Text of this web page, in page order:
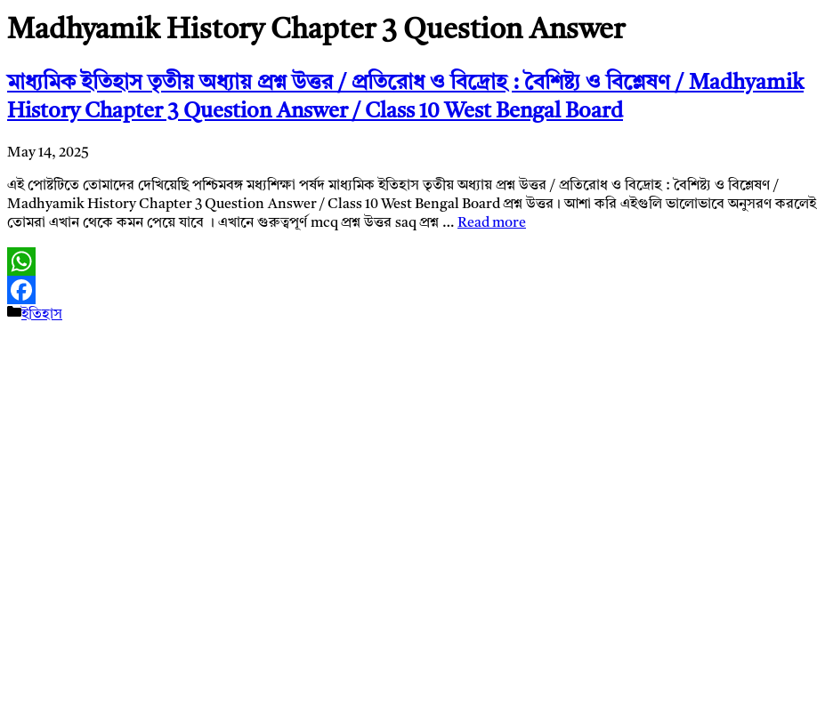
Madhyamik History Chapter 3 Question Answer
মাধ্যমিক ইতিহাস তৃতীয় অধ্যায় প্রশ্ন উত্তর / প্রতিরোধ ও বিদ্রোহ : বৈশিষ্ট্য ও বিশ্লেষণ / Madhyamik
History Chapter 3 Question Answer / Class 10 West Bengal Board
May 14, 2025
এই পোষ্টটিতে তোমাদের দেখিয়েছি পশ্চিমবঙ্গ মধ্যশিক্ষা পর্ষদ মাধ্যমিক ইতিহাস তৃতীয় অধ্যায় প্রশ্ন উত্তর / প্রতিরোধ ও বিদ্রোহ : বৈশিষ্ট্য ও বিশ্লেষণ /
Madhyamik History Chapter 3 Question Answer / Class 10 West Bengal Board প্রশ্ন উত্তর। আশা করি এইগুলি ভালোভাবে অনুসরণ করলেই
তোমরা এখান থেকে কমন পেয়ে যাবে । এখানে গুরুত্বপূর্ণ mcq প্রশ্ন উত্তর saq প্রশ্ন … Read more
WhatsApp
Facebook
Categories
ইতিহাস